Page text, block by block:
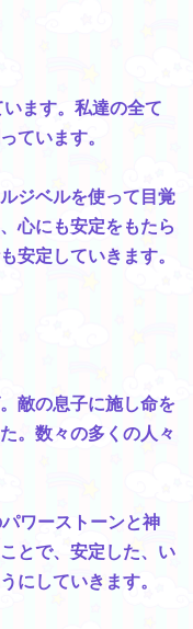
ます。私達の全て
ています。
ジベルを使って目覚
心にも安定をもたら
安定していきます。
敵の息子に施し命を
。数々の多くの人々
ワーストーンと神
とで、安定した、い
にしていきます。